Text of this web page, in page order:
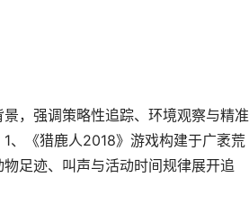
，强调策略性追踪、环境观察与精准
、《猎鹿人2018》游戏构建于广袤荒
足迹、叫声与活动时间规律展开追